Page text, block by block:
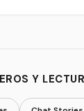
Y